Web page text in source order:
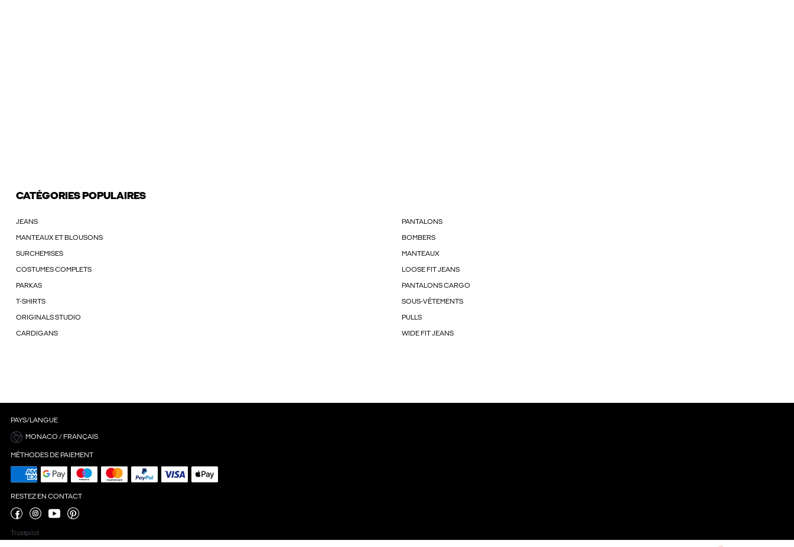
CATÉGORIES POPULAIRES
JEANS PANTALONS
MANTEAUX ET BLOUSONS BOMBERS
SURCHEMISES MANTEAUX
COSTUMES COMPLETS LOOSE FIT JEANS
PARKAS PANTALONS CARGO
T-SHIRTS SOUS-VÊTEMENTS
ORIGINALS STUDIO PULLS
CARDIGANS WIDE FIT JEANS
PAYS/LANGUE
MONACO / FRANÇAIS
MÉTHODES DE PAIEMENT
RESTEZ EN CONTACT
Trustpilot